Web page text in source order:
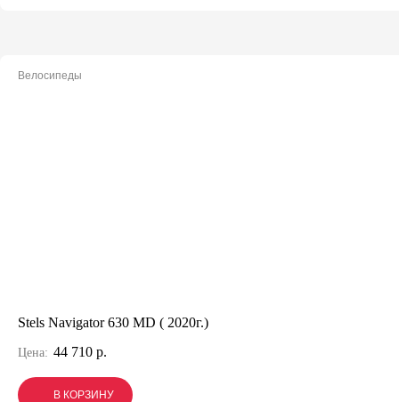
Велосипеды
Stels Navigator 630 MD ( 2020г.)
Цена: 44 710 р.
В КОРЗИНУ
В КОРЗИНУ
В КОРЗИНУ